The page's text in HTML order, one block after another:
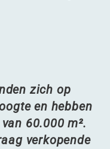
zich op
en hebben
60.000 m².
verkopende